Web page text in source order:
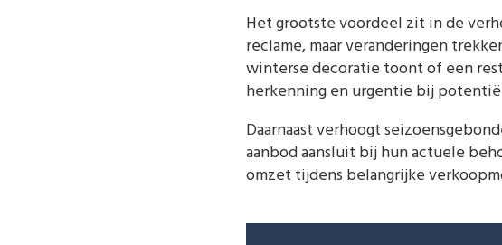
Het grootste voordeel zit in de
reclame, maar veranderingen
winterse decoratie toont of een
herkenning en urgentie bij
Daarnaast verhoogt
aanbod aansluit bij hun actuele
omzet tijdens belangrijke